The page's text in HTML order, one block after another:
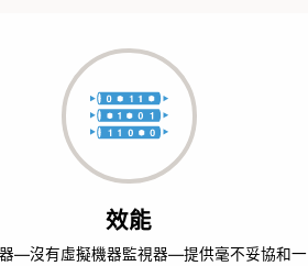
效能
—沒有虛擬機器監視器—提供毫不妥協和一